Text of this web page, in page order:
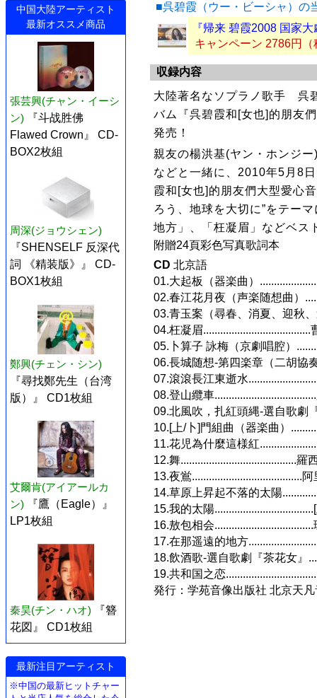
中国大陸アーティスト
最新オススメ商品
張芸興(チャン・イーシ
ン)
『斗战胜佛
Flawed Crown』 CD-
BOX2枚組
周深(ジョウシェン)
『SHENSELF 反深代
詞 《精装版》』 CD-
BOX1枚組
鄭興(チェン・シン)
『尋找鄭先生（台湾
版）』 CD1枚組
艾爾肯(アイアールカ
ン)
『鷹（Eagle）』
LP1枚組
秦昊(チン・ハオ)
『簪
花図』 CD1枚組
最新注目アーティスト
※中国の最新ヒットチャー
■呉碧霞（ウー・ビーシャ）の
『帰来 碧霞2008 国家
キャンペーン 2786円（
収録内容
大陸著名なソプラノ歌手 呉
バム『呉碧霞和[女也]的朋友
発売！
親友の楊洪基(ヤン・ホンジ
などと一緒に、2010年5月8
霞和[女也]的朋友們大型愛心
ろう、地球を大切に”をテー
地方」、「枉凝眉」などベス
附贈24頁彩色写真歌詞本
CD 北京語
01.大起板（器楽曲）
02.春江花月夜（声楽随想曲）
03.青玉案（尋春、消夏、迎秋
04.枉凝眉
05.卜算子 詠梅（京劇唱腔）
06.長城随想-第四楽章（二胡協
07.滾滾長江東逝水
08.登山纜車
09.北風吹，扎紅頭縄-選自歌劇
10.[上/卜]門組曲（器楽曲）
11.花児為什麼這様紅
12.舞.........................................羅
13.夜鴬.......................................
14.草原上昇起不落的太陽
15.我的太陽
16.敖包相会
17.在那遥遠的地方
18.飲酒歌-選自歌劇『茶花女』
19.共和国之恋
発行：学苑音像出版社 北京天